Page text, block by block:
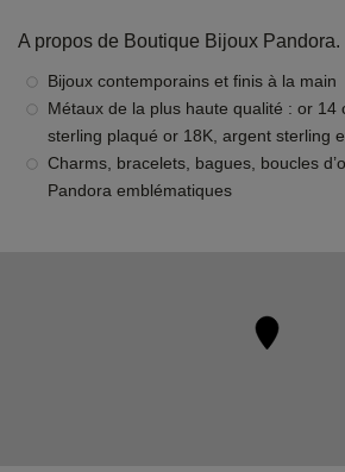
A propos de Boutique Bijoux Pandora.
Bijoux contemporains et finis à la main
Métaux de la plus haute qualité : or 14
sterling plaqué or 18K, argent sterling
Charms, bracelets, bagues, boucles
Pandora emblématiques